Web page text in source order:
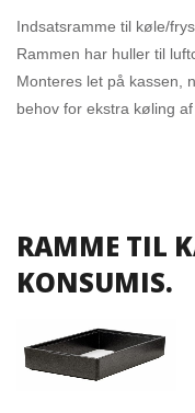
Indsatsramme til køle/
Rammen har huller til
Monteres let på kassen,
behov for ekstra køling
RAMME TIL
KONSUMIS.